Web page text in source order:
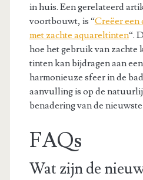
in huis. Een gerelateerd
voortbouwt, is “Creëer een
met zachte aquareltinten“.
hoe het gebruik van zachte
tinten kan bijdragen aan
harmonieuze sfeer in de
aanvulling is op de
benadering van de
FAQs
Wat zijn de